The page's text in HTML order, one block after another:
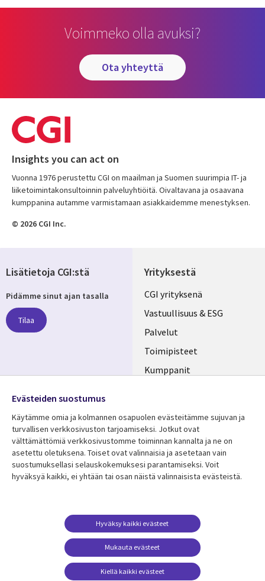
Voimmeko olla avuksi?
ota yhteyttä
Insights you can act on
Vuonna 1976 perustettu CGI on maailman ja Suomen suurimpia IT- ja
liiketoimintakonsultoinnin palveluyhtiöitä. Oivaltavana ja osaavana
kumppanina autamme varmistamaan asiakkaidemme menestyksen.
© 2026 CGI Inc.
Yrityksestä
Useful
links
FINLAND
CGI yrityksenä
Vastuullisuus & ESG
Palvelut
Toimipisteet
Kumppanit
Resurssikeskus
Library
FINLAND
Asiakastarinat
Lisätietoa
Legal
Tietosuoja
Käyttöehdot
Yhteystiedot
Evästeasetuksesi
Lisätietoja CGI:stä
Pidämme sinut ajan tasalla
Tilaa
Media
FINLAND
Evästeiden suostumus
Käytämme omia ja kolmannen osapuolen evästeitämme sujuvan ja
turvallisen verkkosivuston tarjoamiseksi. Jotkut ovat
välttämättömiä verkkosivustomme toiminnan kannalta ja ne on
asetettu oletuksena. Toiset ovat valinnaisia ​​ja asetetaan vain
suostumuksellasi selauskokemuksesi parantamiseksi. Voit
hyväksyä kaikki, ei yhtään tai osan näistä valinnaisista evästeistä.
Mukauta evästeet
Hyväksy kaikki evästeet
Kiellä kaikki evästeet